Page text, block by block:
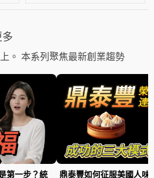
。 本系列聚焦最新創業趨勢
第一步？統
鼎泰豐如何征服美國人味